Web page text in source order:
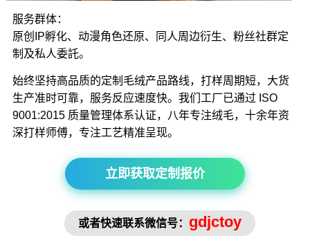
服务群体：
原创IP孵化、动漫角色还原、同人周边衍生、粉丝社群定
制及私人委託。
始终坚持高品质的定制毛绒产品路线，打样周期短，大货
生产准时可靠，服务反应速度快。我们工厂已通过 ISO
9001:2015 质量管理体系认证，八年专注绒毛，十余年资
深打样师傅，专注工艺精准呈现。
立即获取定制报价
或者快速联系微信号： gdjctoy